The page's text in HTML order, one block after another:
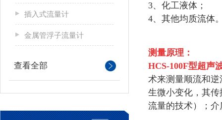
插入式流量计
金属管浮子流量计
查看全部
3、化工液体；
4、其他均质流体
测量原理：
HCS-100F型超声
术来测量顺流和
生微小变化，其
流量的技术）；